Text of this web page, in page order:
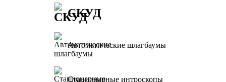
СКУД
Автоматические шлагбаумы
Стационарные интроскопы